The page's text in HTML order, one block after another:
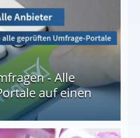
- Alle
auf einen